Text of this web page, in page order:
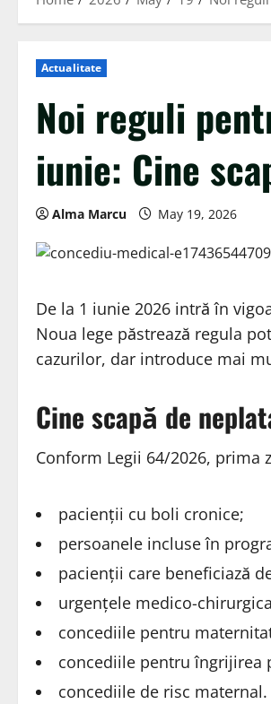
Actualitate
Noi reguli
iunie: Cine
Alma Marcu May 19, 2026
De la 1 iunie 2026 intră în
Noua lege păstrează regula
cazurilor, dar introduce mai
Cine scapă de
Conform Legii 64/2026,
pacienții cu boli cronice;
persoanele incluse în
pacienții care beneficiază
urgențele medico-
concediile pentru
concediile pentru îngrijirea
concediile de risc maternal.